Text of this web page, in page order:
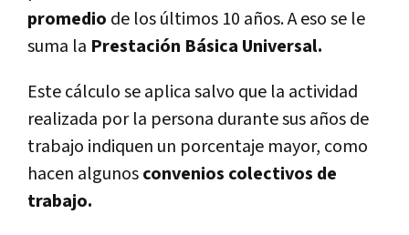
promedio de los últimos 10 años. A eso se le
suma la Prestación Básica Universal.
Este cálculo se aplica salvo que la actividad
realizada por la persona durante sus años de
trabajo indiquen un porcentaje mayor, como
hacen algunosconvenios colectivos de
trabajo.